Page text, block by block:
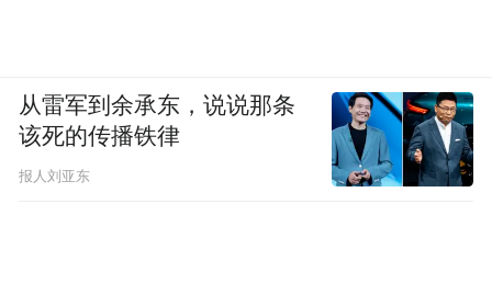
从雷军到余承东，说说那条
该死的传播铁律
报人刘亚东